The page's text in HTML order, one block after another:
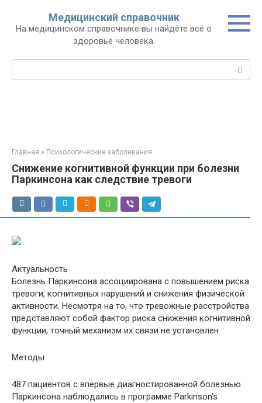
контенту
Медицинский справочник
На медицинском справочнике вы найдёте всё о
здоровье человека.
Главная » Психологические заболевания
Снижение когнитивной функции при болезни
Паркинсона как следствие тревоги
Актуальность
Болезнь Паркинсона ассоциирована с повышением риска
тревоги, когнитивных нарушений и снижения физической
активности. Несмотря на то, что тревожные расстройства
представляют собой фактор риска снижения когнитивной
функции, точный механизм их связи не установлен.
Методы
487 пациентов с впервые диагностированной болезнью
Паркинсона наблюдались в программе Parkinson’s